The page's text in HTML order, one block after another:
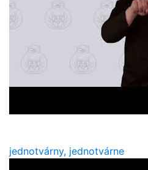
jednotvárny, jednotvárne